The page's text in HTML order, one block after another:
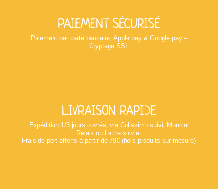
PAIEMENT SÉCURISÉ
Paiement par carte bancaire, Apple pay & Google pay –
Cryptage SSL
LIVRAISON RAPIDE
Expédition 1/3 jours ouvrés, via Colissimo suivi, Mondial
Relais ou Lettre suivie.
Frais de port offerts à partir de 79€ (hors produits sur-mesure)